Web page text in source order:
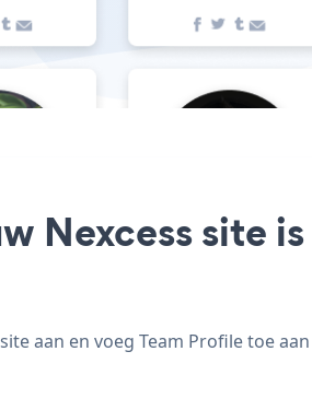
Nexcess site
aan en voeg Team Profile toe